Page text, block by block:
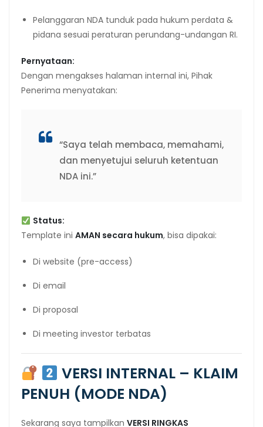
Pelanggaran NDA tunduk pada hukum perdata &
pidana sesuai peraturan perundang-undangan RI.
Pernyataan:
Dengan mengakses halaman internal ini, Pihak
Penerima menyatakan:
“Saya telah membaca, memahami,
dan menyetujui seluruh ketentuan
NDA ini.”
Status:
Template ini AMAN secara hukum, bisa dipakai:
Di website (pre-access)
Di email
Di proposal
Di meeting investor terbatas
VERSI INTERNAL – KLAIM
PENUH (MODE NDA)
Sekarang saya tampilkan VERSI RINGKAS